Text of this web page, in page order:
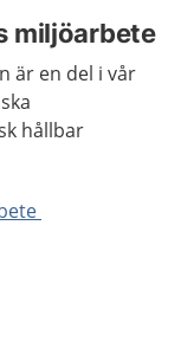
miljöarbete
är en del i vår
hållbar